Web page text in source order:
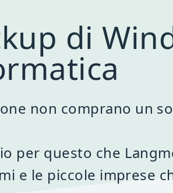
di
non comprano un
per questo che
e le piccole imprese